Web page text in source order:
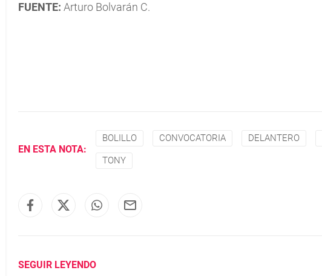
FUENTE: Arturo Bolvarán C.
EN ESTA NOTA:
BOLILLO CONVOCATORIA DELANTERO
TONY
SEGUIR LEYENDO